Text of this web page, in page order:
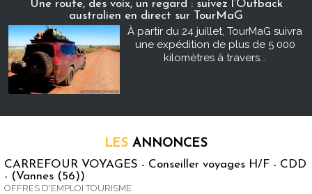
Une route, des voix, un regard : suivez l’Outback
australien en direct sur TourMaG
À partir du 24 juillet, TourMaG suivra
une expédition de plus de 5 000
kilomètres à travers...
LES ANNONCES
CARREFOUR VOYAGES - Conseiller voyages H/F - CDD
- (Vannes (56))
OFFRES D'EMPLOI TOURISME